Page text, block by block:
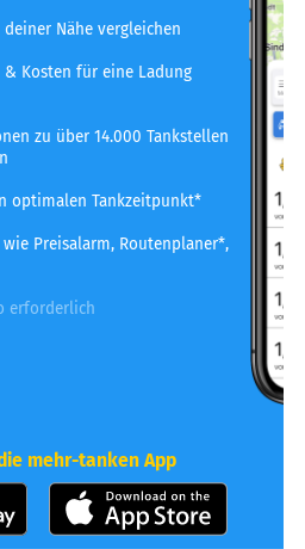
Nähe vergleichen
Kosten für eine Ladung
zu über 14.000 Tankstellen
optimalen Tankzeitpunkt*
Preisalarm, Routenplaner*,
erforderlich
mehr-tanken App